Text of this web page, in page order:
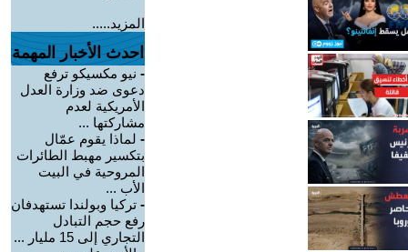
المزيد.....
احدث الأخبار المهمة
- نيو مكسيكو ترفع
دعوى ضد وزارة العدل
الأمريكية لعدم
مشاركتها ...
- لماذا يقوم عمّال
بتكسير مهبط الطائرات
المروحية في البيت
الأب ...
- تركيا وبولندا تستهدفان
رفع حجم التبادل
التجاري إلى 15 مليار ...